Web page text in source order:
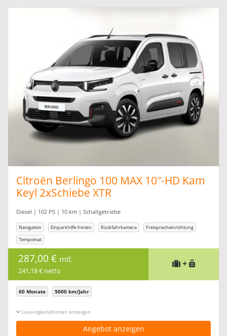
Citroën Berlingo 100 MAX 10″-HD Kam
Keyl 2xSchiebe XTR
Diesel | 102 PS | 10 km | Schaltgetriebe
Navigation Einparkhilfe hinten Rückfahrkamera
Freisprecheinrichtung
Tempomat
287,00 € mtl.
241,18 € netto
+
60 Monate 5000 km/Jahr
Leasingkonditionen ein-/ausblenden
Angebot anzeigen